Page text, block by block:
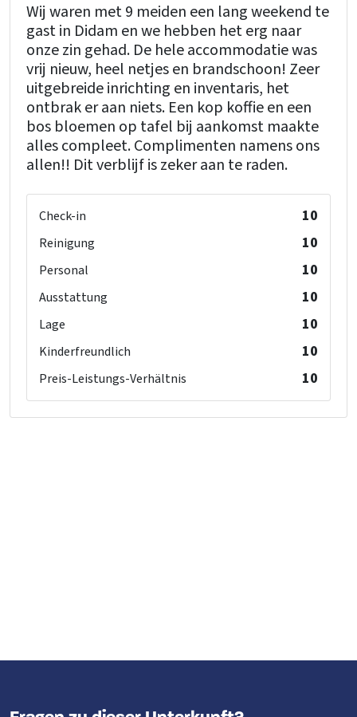
Wij waren met 9 meiden een lang weekend te
gast in Didam en we hebben het erg naar
onze zin gehad. De hele accommodatie was
vrij nieuw, heel netjes en brandschoon! Zeer
uitgebreide inrichting en inventaris, het
ontbrak er aan niets. Een kop koffie en een
bos bloemen op tafel bij aankomst maakte
alles compleet. Complimenten namens ons
allen!! Dit verblijf is zeker aan te raden.
Check-in 10
Reinigung 10
Personal 10
Ausstattung 10
Lage 10
Kinderfreundlich 10
Preis-Leistungs-Verhältnis 10